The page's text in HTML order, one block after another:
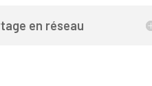
en réseau